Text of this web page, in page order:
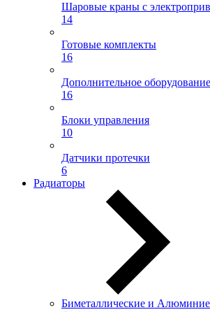
Шаровые краны с
14
Готовые комплекты
16
Дополнительное оборудование
16
Блоки управления
10
Датчики протечки
6
Радиаторы
Биметаллические и